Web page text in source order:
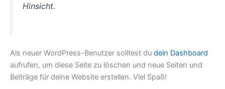
Hinsicht.
Als neuer WordPress-Benutzer solltest du dein Dashboard
aufrufen, um diese Seite zu löschen und neue Seiten und
Beiträge für deine Website erstellen. Viel Spaß!